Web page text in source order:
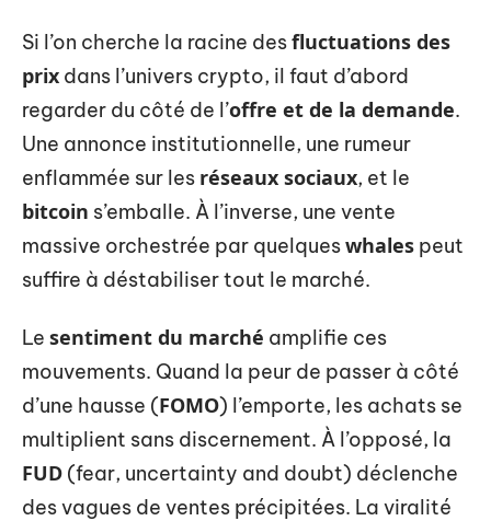
Si l’on cherche la racine desfluctuations des
prix dans l’univers crypto, il faut d’abord
regarder du côté de l’offre et de la demande.
Une annonce institutionnelle, une rumeur
enflammée sur les réseaux sociaux, et le
bitcoin s’emballe. À l’inverse, une vente
massive orchestrée par quelqueswhales peut
suffire à déstabiliser tout le marché.
Le sentiment du marché amplifie ces
mouvements. Quand la peur de passer à côté
d’une hausse (FOMO) l’emporte, les achats se
multiplient sans discernement. À l’opposé, la
FUD (fear, uncertainty and doubt) déclenche
des vagues de ventes précipitées. La viralité